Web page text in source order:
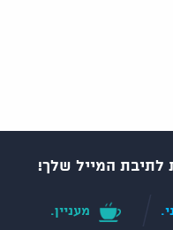
לתיבת המייל שלך!
מעניין.